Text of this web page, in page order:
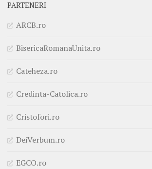
PARTENERI
ARCB.ro
BisericaRomanaUnita.ro
Cateheza.ro
Credinta-Catolica.ro
Cristofori.ro
DeiVerbum.ro
EGCO.ro